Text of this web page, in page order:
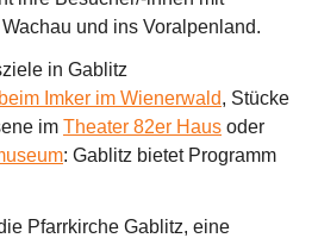
und ins Voralpenland.
in Gablitz
Imker im Wienerwald, Stücke
im Theater 82er Haus oder
: Gablitz bietet Programm
Pfarrkirche Gablitz, eine